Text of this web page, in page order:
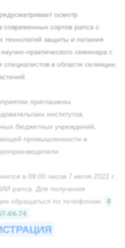
осмотр
сортов рапса с
защиты и питания
практического семинара с
в области селекции,
приглашены
институтов,
бюджетных учреждений,
промышленности и
в 09:00 часов 7 июля 2022 г.
рапса. Для получения
обращаться по телефонам:
8
64-74